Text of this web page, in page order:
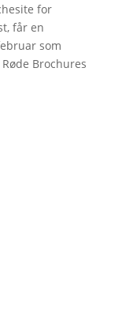
for
får en
som
Brochures